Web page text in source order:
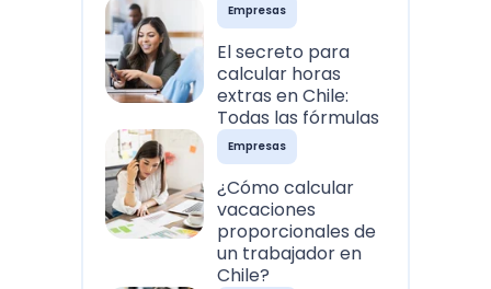
Empresas
El secreto para
calcular horas
extras en Chile:
Todas las fórmulas
Empresas
¿Cómo calcular
vacaciones
proporcionales de
un trabajador en
Chile?